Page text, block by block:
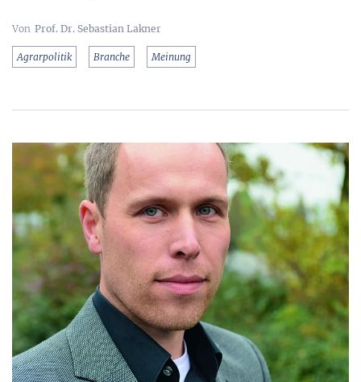
Prof. Dr. Sebastian Lakner
Agrarpolitik Branche Meinung